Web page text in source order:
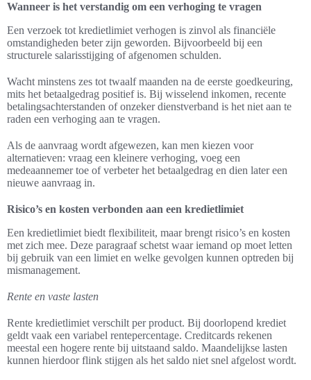
Wanneer is het verstandig om een verhoging te vragen
Een verzoek tot kredietlimiet verhogen is zinvol als financiële
omstandigheden beter zijn geworden. Bijvoorbeeld bij een
structurele salarisstijging of afgenomen schulden.
Wacht minstens zes tot twaalf maanden na de eerste goedkeuring,
mits het betaalgedrag positief is. Bij wisselend inkomen, recente
betalingsachterstanden of onzeker dienstverband is het niet aan te
raden een verhoging aan te vragen.
Als de aanvraag wordt afgewezen, kan men kiezen voor
alternatieven: vraag een kleinere verhoging, voeg een
medeaannemer toe of verbeter het betaalgedrag en dien later een
nieuwe aanvraag in.
Risico’s en kosten verbonden aan een kredietlimiet
Een kredietlimiet biedt flexibiliteit, maar brengt risico’s en kosten
met zich mee. Deze paragraaf schetst waar iemand op moet letten
bij gebruik van een limiet en welke gevolgen kunnen optreden bij
mismanagement.
Rente en vaste lasten
Rente kredietlimiet verschilt per product. Bij doorlopend krediet
geldt vaak een variabel rentepercentage. Creditcards rekenen
meestal een hogere rente bij uitstaand saldo. Maandelijkse lasten
kunnen hierdoor flink stijgen als het saldo niet snel afgelost wordt.